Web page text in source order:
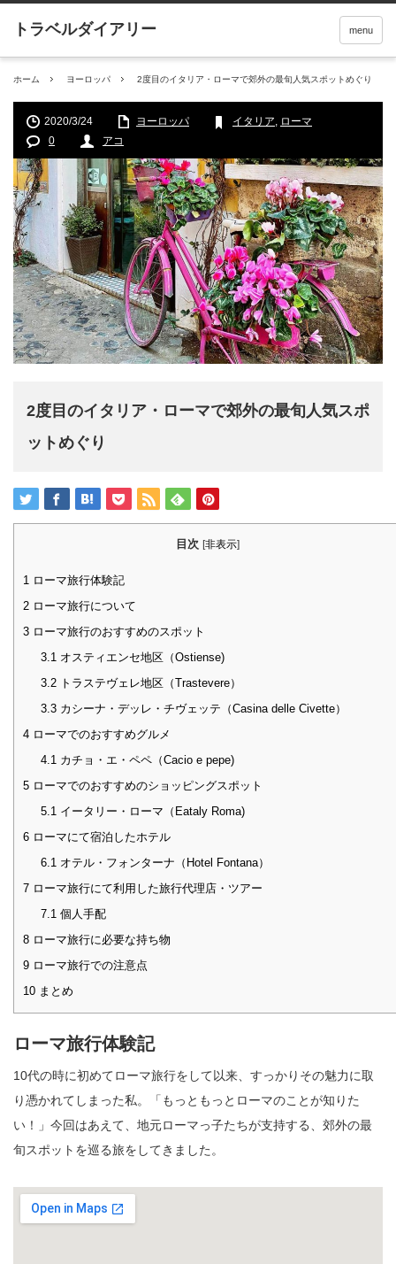
menu
ホーム ヨーロッパ 2度目のイタリア・ローマで郊外の最旬人気スポットめぐり
2020/3/24 ヨーロッパ イタリア, ローマ
0
アコ
2度目のイタリア・ローマで郊外の最旬人気スポ
ットめぐり
目次 [非表示]
1 ローマ旅行体験記
2 ローマ旅行について
3 ローマ旅行のおすすめのスポット
3.1 オスティエンセ地区（Ostiense)
3.2トラステヴェレ地区（Trastevere）
3.3カシーナ・デッレ・チヴェッテ（Casina delle Civette）
4 ローマでのおすすめグルメ
4.1 カチョ・エ・ペペ（Cacio e pepe)
5 ローマでのおすすめのショッピングスポット
5.1 イータリー・ローマ（Eataly Roma)
6 ローマにて宿泊したホテル
6.1 オテル・フォンターナ（Hotel Fontana）
7 ローマ旅行にて利用した旅行代理店・ツアー
7.1 個人手配
8 ローマ旅行に必要な持ち物
9 ローマ旅行での注意点
10 まとめ
ローマ旅行体験記
10代の時に初めてローマ旅行をして以来、すっかりその魅力に取
り憑かれてしまった私。「もっともっとローマのことが知りた
い！」今回はあえて、地元ローマっ子たちが支持する、郊外の最
旬スポットを巡る旅をしてきました。